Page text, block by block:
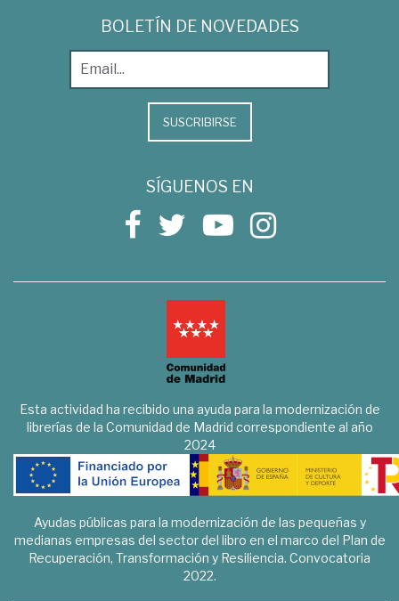
BOLETÍN DE NOVEDADES
SUSCRIBIRSE
SÍGUENOS EN
Esta actividad ha recibido una ayuda para la modernización de
librerías de la Comunidad de Madrid correspondiente al año
2024
Ayudas públicas para la modernización de las pequeñas y
medianas empresas del sector del libro en el marco del Plan de
Recuperación, Transformación y Resiliencia. Convocatoria
2022.